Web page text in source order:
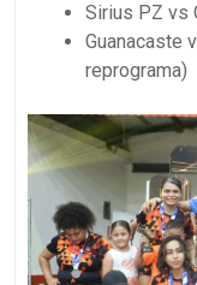
Sirius PZ vs
Guanacaste
reprograma)